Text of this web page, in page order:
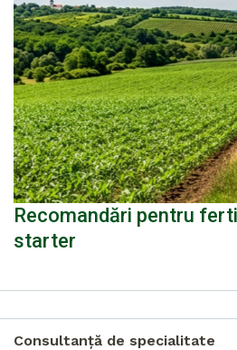
Recomandări pentru
starter
Consultanță de specialitate